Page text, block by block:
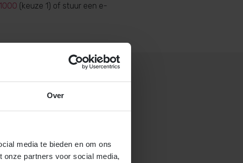
Over
media te bieden en om ons
partners voor social media,
(keuze 1) of stuur een e-